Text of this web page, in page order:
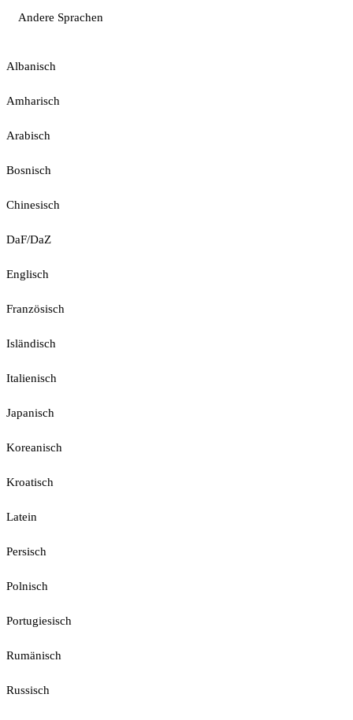
Andere Sprachen
Albanisch
Amharisch
Arabisch
Bosnisch
Chinesisch
DaF/DaZ
Englisch
Französisch
Isländisch
Italienisch
Japanisch
Koreanisch
Kroatisch
Latein
Persisch
Polnisch
Portugiesisch
Rumänisch
Russisch